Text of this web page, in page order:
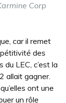
Corp
car il remet
des
LEC, c’est la
allait gagner.
ont une
un rôle